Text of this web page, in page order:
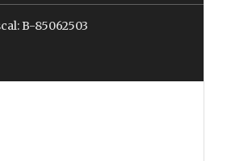
B-85062503